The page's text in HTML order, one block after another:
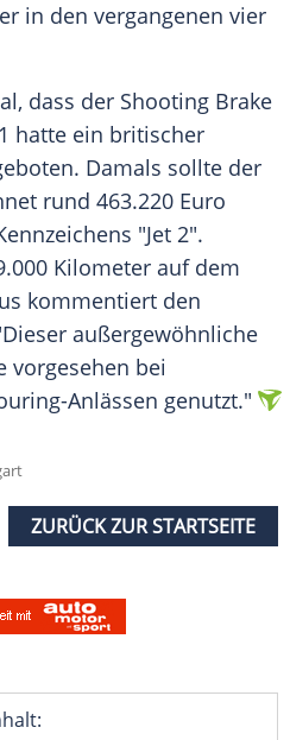
in den vergangenen vier
dass der Shooting Brake
hatte ein britischer
Damals sollte der
rund 463.220 Euro
"Jet 2".
Kilometer auf dem
kommentiert den
außergewöhnliche
vorgesehen bei
Anlässen genutzt."
ZURÜCK ZUR STARTSEITE